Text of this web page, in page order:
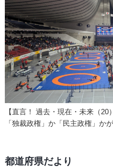
【直言！ 過去・現在・未来（
「独裁政権」か「民主政権」か
都道府県だより